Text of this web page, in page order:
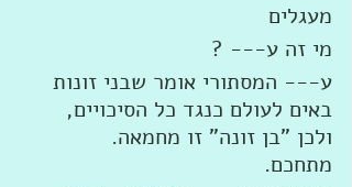
מעגלים
מי זה ע--- ?
ע--- המסתורי אומר שבני זונות
באים לעולם כנגד כל הסיכויים,
ולכן "בן זונה" זו מחמאה.
מתחכם.